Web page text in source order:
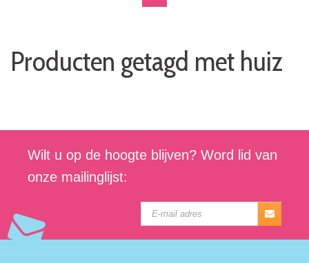
Producten getagd met huiz
Wilt u op de hoogte blijven? Word lid van
onze mailinglijst: